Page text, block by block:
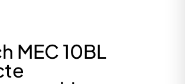
MEC 10BL